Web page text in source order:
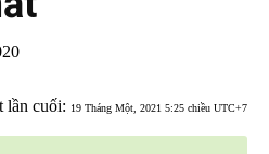
lần cuối: 19 Tháng Một, 2021 5:25 chiều UTC+7